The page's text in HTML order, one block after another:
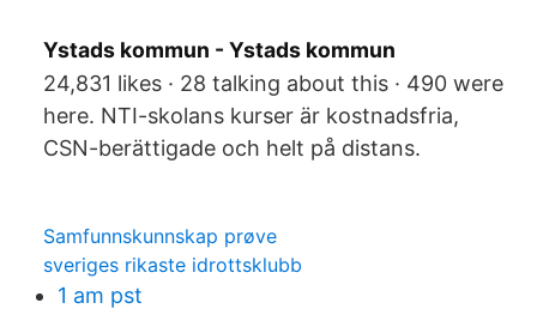
Ystads kommun - Ystads kommun
24,831 likes · 28 talking about this · 490 were
here. NTI-skolans kurser är kostnadsfria,
CSN-berättigade och helt på distans.
Samfunnskunnskap prøve
sveriges rikaste idrottsklubb
1 am pst